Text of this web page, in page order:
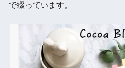
で綴っています。